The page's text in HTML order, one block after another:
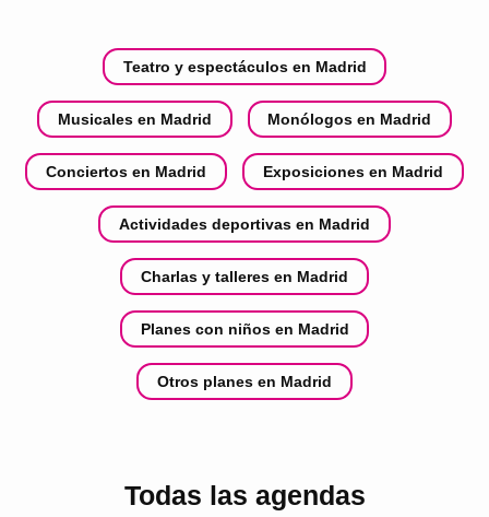
Teatro y espectáculos en Madrid
Musicales en Madrid Monólogos en Madrid
Conciertos en Madrid Exposiciones en Madrid
Actividades deportivas en Madrid
Charlas y talleres en Madrid
Planes con niños en Madrid
Otros planes en Madrid
Todas las agendas